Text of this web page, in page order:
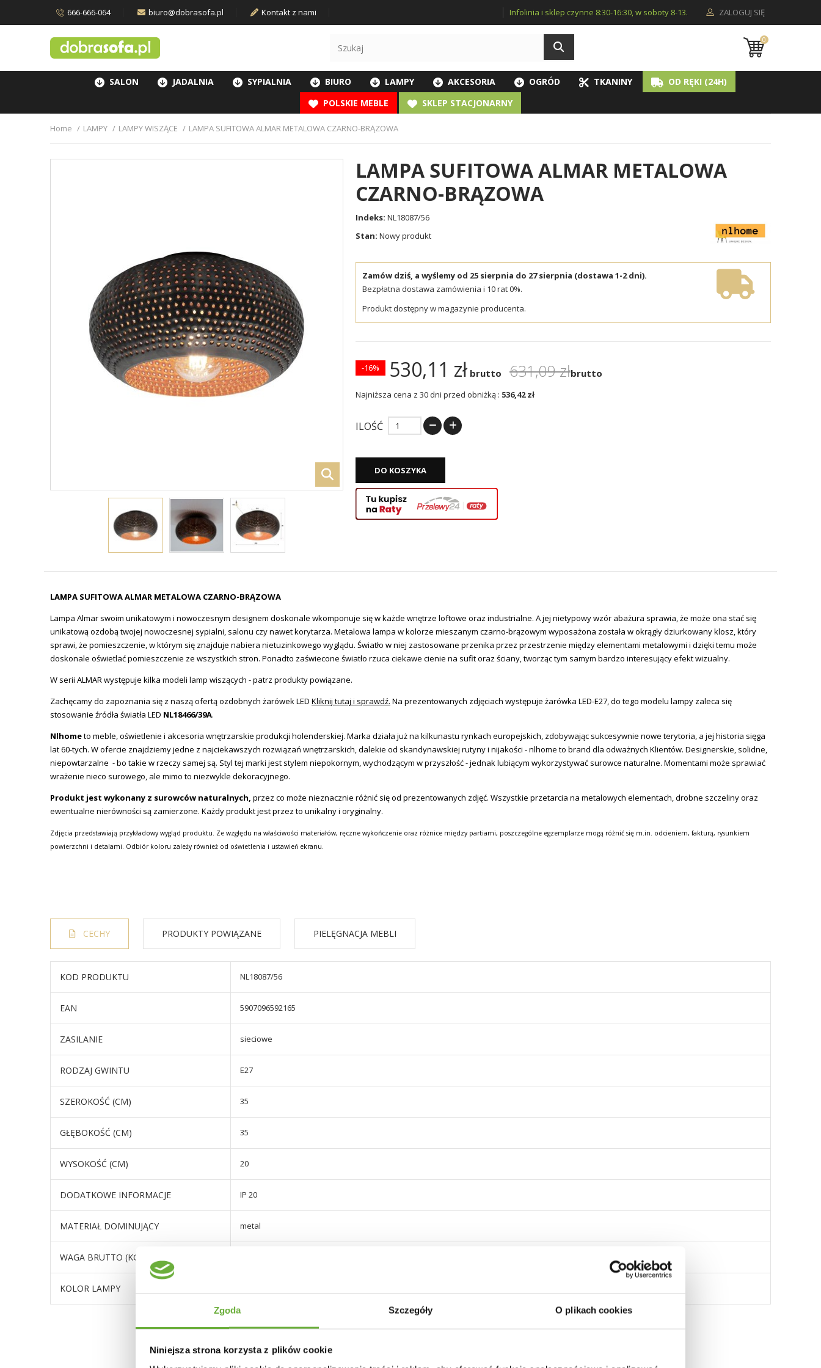
Zgoda Szczegóły O plikach cookies
Niniejsza strona korzysta z plików cookie
ZALOGUJ SIĘ
666-666-064 biuro@dobrasofa.pl Kontakt z nami Infolinia i sklep czynne 8:30-16:30, w soboty 8-13.
0
SALON JADALNIA SYPIALNIA BIURO LAMPY AKCESORIA OGRÓD TKANINY
OD RĘKI (24H)
POLSKIE MEBLE
SKLEP STACJONARNY
Home LAMPY LAMPY WISZĄCE LAMPA SUFITOWA ALMAR METALOWA CZARNO-BRĄZOWA
LAMPA SUFITOWA ALMAR METALOWA
CZARNO-BRĄZOWA
Indeks: NL18087/56
Stan: Nowy produkt
Zamów dziś, a wyślemy od 25 sierpnia do 27 sierpnia (dostawa 1-2 dni).
Bezpłatna dostawa zamówienia i 10 rat 0%.
Produkt dostępny w magazynie producenta.
530,11 zł brutto 631,09 złbrutto
-16%
Najniższa cena z 30 dni przed obniżką : 536,42 zł
ILOŚĆ
DO KOSZYKA
LAMPA SUFITOWA ALMAR METALOWA CZARNO-BRĄZOWA
Lampa Almar swoim unikatowym i nowoczesnym designem doskonale wkomponuje się w każde wnętrze loftowe oraz industrialne. A jej nietypowy wzór abażura sprawia, że może ona stać się
unikatową ozdobą twojej nowoczesnej sypialni, salonu czy nawet korytarza. Metalowa lampa w kolorze mieszanym czarno-brązowym wyposażona została w okrągły dziurkowany klosz, który
sprawi, że pomieszczenie, w którym się znajduje nabiera nietuzinkowego wyglądu. Światło w niej zastosowane przenika przez przestrzenie między elementami metalowymi i dzięki temu może
doskonale oświetlać pomieszczenie ze wszystkich stron. Ponadto zaświecone światło rzuca ciekawe cienie na sufit oraz ściany, tworząc tym samym bardzo interesujący efekt wizualny.
W serii ALMAR występuje kilka modeli lamp wiszących - patrz produkty powiązane.
Zachęcamy do zapoznania się z naszą ofertą ozdobnych żarówek LED Kliknij tutaj i sprawdź. Na prezentowanych zdjęciach występuje żarówka LED-E27, do tego modelu lampy zaleca się
stosowanie źródła światła LED NL18466/39A.
Nlhometo meble, oświetlenie i akcesoria wnętrzarskie produkcji holenderskiej. Marka działa już na kilkunastu rynkach europejskich, zdobywając sukcesywnie nowe terytoria, a jej historia sięga
lat 60-tych. W ofercie znajdziemy jedne z najciekawszych rozwiązań wnętrzarskich, dalekie od skandynawskiej rutyny i nijakości - nlhome to brand dla odważnych Klientów. Designerskie, solidne,
niepowtarzalne - bo takie w rzeczy samej są. Styl tej marki jest stylem niepokornym, wychodzącym w przyszłość - jednak lubiącym wykorzystywać surowce naturalne. Momentami może sprawiać
wrażenie nieco surowego, ale mimo to niezwykle dekoracyjnego.
Produkt jest wykonany z surowców naturalnych, przez co może nieznacznie różnić się od prezentowanych zdjęć. Wszystkie przetarcia na metalowych elementach, drobne szczeliny oraz
ewentualne nierówności są zamierzone. Każdy produkt jest przez to unikalny i oryginalny.
Zdjęcia przedstawiają przykładowy wygląd produktu. Ze względu na właściwości materiałów, ręczne wykończenie oraz różnice między partiami, poszczególne egzemplarze mogą różnić się m.in. odcieniem, fakturą, rysunkiem
powierzchni i detalami. Odbiór koloru zależy również od oświetlenia i ustawień ekranu.
CECHY PRODUKTY POWIĄZANE PIELĘGNACJA MEBLI
KOD PRODUKTU NL18087/56
EAN 5907096592165
ZASILANIE sieciowe
RODZAJ GWINTU E27
SZEROKOŚĆ (CM) 35
GŁĘBOKOŚĆ (CM) 35
WYSOKOŚĆ (CM) 20
DODATKOWE INFORMACJE IP 20
MATERIAŁ DOMINUJĄCY metal
WAGA BRUTTO (KG)
KOLOR LAMPY